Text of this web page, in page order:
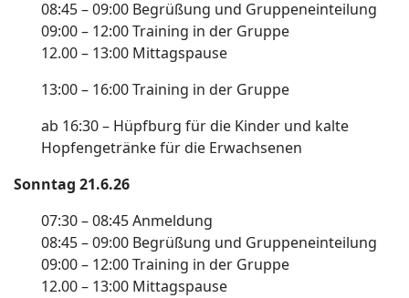
08:45 – 09:00 Begrüßung und Gruppeneinteilung
09:00 – 12:00 Training in der Gruppe
12.00 – 13:00 Mittagspause
13:00 – 16:00 Training in der Gruppe
ab 16:30 – Hüpfburg für die Kinder und kalte
Hopfengetränke für die Erwachsenen
Sonntag 21.6.26
07:30 – 08:45 Anmeldung
08:45 – 09:00 Begrüßung und Gruppeneinteilung
09:00 – 12:00 Training in der Gruppe
12.00 – 13:00 Mittagspause